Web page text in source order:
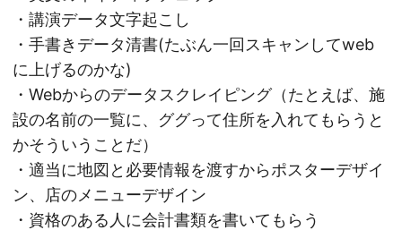
・講演データ文字起こし
・手書きデータ清書(たぶん一回スキャンしてweb
に上げるのかな)
・Webからのデータスクレイピング（たとえば、施
設の名前の一覧に、ググって住所を入れてもらうと
かそういうことだ）
・適当に地図と必要情報を渡すからポスターデザイ
ン、店のメニューデザイン
・資格のある人に会計書類を書いてもらう